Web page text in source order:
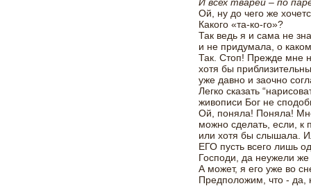
Ой, ну до чего же
Какого «та-ко-го»?
Так ведь я и сама не
и не придумала, о
Так. Стоп! Прежде мне
хотя бы
уже давно и заочно
Легко сказать
живописи Бог не
Ой, поняла! Поняла!
можно сделать, если, к
или хотя бы слышала.
ЕГО пусть всего лишь
Господи, да неужели же
А может, я его уже во
Предположим, что - да,